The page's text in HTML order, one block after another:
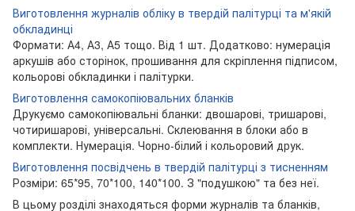
Виготовлення журналів обліку в твердій палітурці та м'якій
обкладинці
Формати: А4, А3, А5 тощо. Від 1 шт. Додатково: нумерація
аркушів або сторінок, прошивання для скріплення підписом,
кольорові обкладинки і палітурки.
Виготовлення самокопіювальних бланків
Друкуємо самокопіювальні бланки: двошарові, тришарові,
чотиришарові, універсальні. Склеювання в блоки або в
комплекти. Нумерація. Чорно-білий і кольоровий друк.
Виготовлення посвідчень в твердій палітурці з тисненням
Розміри: 65*95, 70*100, 140*100. З "подушкою" та без неї.
В цьому розділі знаходяться форми журналів та бланків,